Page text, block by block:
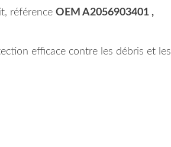
référence OEM A2056903401 ,
efficace contre les débris et les